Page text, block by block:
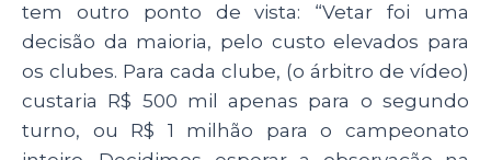
tem outro ponto de vista: “Vetar foi uma
decisão da maioria, pelo custo elevados para
os clubes. Para cada clube, (o árbitro de vídeo)
custaria R$ 500 mil apenas para o segundo
turno, ou R$ 1 milhão para o campeonato